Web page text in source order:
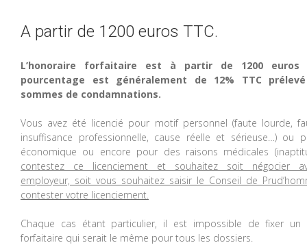
A partir de 1200 euros TTC.
L’honoraire forfaitaire est à partir de 1200 euros
pourcentage est généralement de 12% TTC
sommes de condamnations.
Vous avez été licencié pour motif personnel (faute lourde,
insuffisance professionnelle, cause réelle et sérieuse…) ou
économique ou encore pour des raisons médicales
contestez ce licenciement et souhaitez soit négocier
employeur, soit vous souhaitez saisir le Conseil de
contester votre licenciement.
Chaque cas étant particulier, il est impossible de fixer un
forfaitaire qui serait le même pour tous les dossiers.